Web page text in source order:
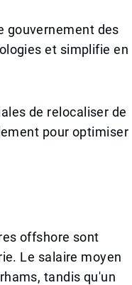
gouvernement des
et simplifie en
de relocaliser de
pour optimiser
offshore sont
Le salaire moyen
tandis qu'un